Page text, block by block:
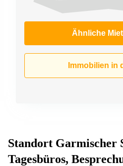
Ähnliche
Immobilien in
Standort Garmischer
Tagesbüros,